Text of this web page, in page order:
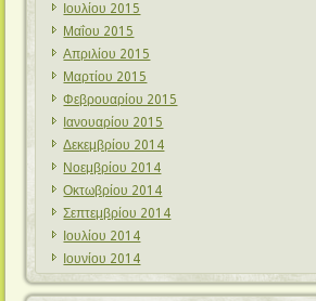
Ιουλίου 2015
Μαΐου 2015
Απριλίου 2015
Μαρτίου 2015
Φεβρουαρίου 2015
Ιανουαρίου 2015
Δεκεμβρίου 2014
Νοεμβρίου 2014
Οκτωβρίου 2014
Σεπτεμβρίου 2014
Ιουλίου 2014
Ιουνίου 2014